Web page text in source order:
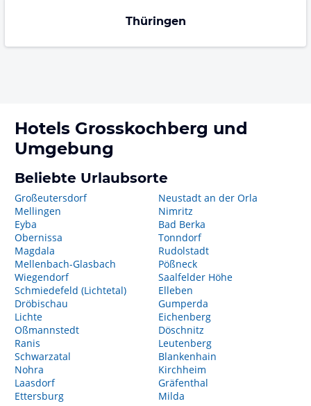
Thüringen
Hotels Grosskochberg und
Umgebung
Beliebte Urlaubsorte
Großeutersdorf
Mellingen
Eyba
Obernissa
Magdala
Mellenbach-Glasbach
Wiegendorf
Schmiedefeld (Lichtetal)
Dröbischau
Lichte
Oßmannstedt
Ranis
Schwarzatal
Nohra
Laasdorf
Ettersburg
Neustadt an der Orla
Nimritz
Bad Berka
Tonndorf
Rudolstadt
Pößneck
Saalfelder Höhe
Elleben
Gumperda
Eichenberg
Döschnitz
Leutenberg
Blankenhain
Kirchheim
Gräfenthal
Milda